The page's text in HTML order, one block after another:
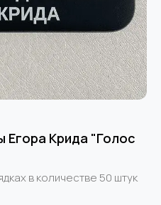
Егора Крида "Голос
в количестве 50 штук